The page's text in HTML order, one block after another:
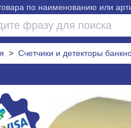
по наименованию или
> Счетчики и детекторы